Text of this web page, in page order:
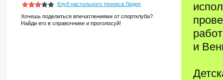
Клуб настольного тенниса Лидер
Хочешь поделиться впечатлениями от спортклуба?
Найди его в справочнике и проголосуй!
и